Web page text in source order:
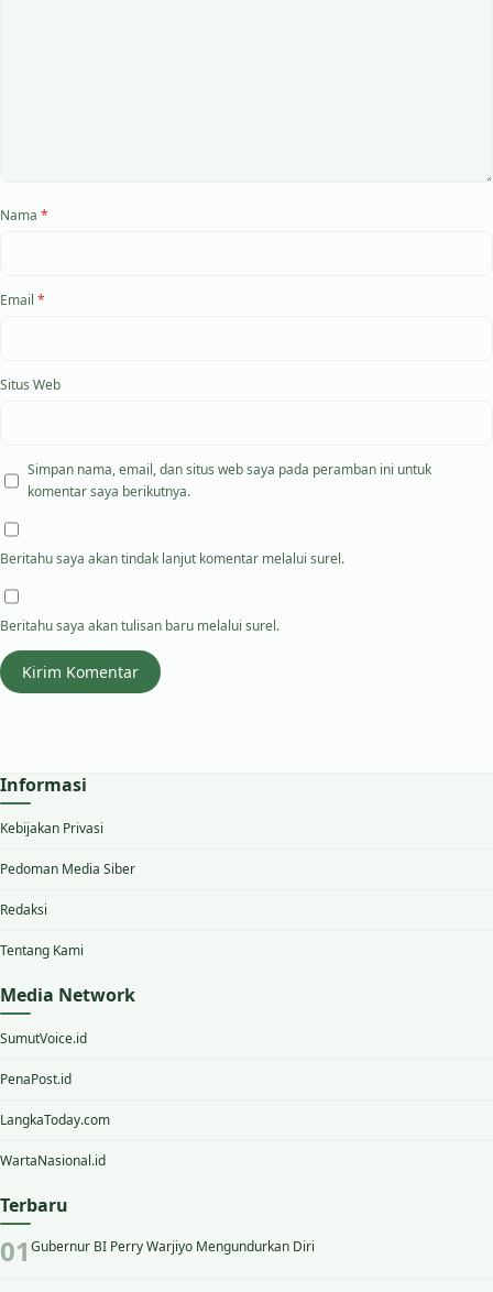
Nama *
Email *
Situs Web
Simpan nama, email, dan situs web saya pada peramban ini untuk
komentar saya berikutnya.
Beritahu saya akan tindak lanjut komentar melalui surel.
Beritahu saya akan tulisan baru melalui surel.
Informasi
Kebijakan Privasi
Pedoman Media Siber
Redaksi
Tentang Kami
Media Network
SumutVoice.id
PenaPost.id
LangkaToday.com
WartaNasional.id
Terbaru
Gubernur BI Perry Warjiyo Mengundurkan Diri